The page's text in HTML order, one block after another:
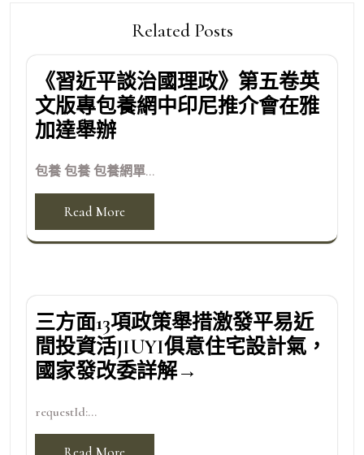
Related Posts
《習近平談治國理政》第五卷英
文版專包養網中印尼推介會在雅
加達舉辦
包養 包養 包養網單...
Read More
三方面13項政策舉措激發平易近
間投資活JIUYI俱意住宅設計氣，
國家發改委詳解→
requestId:...